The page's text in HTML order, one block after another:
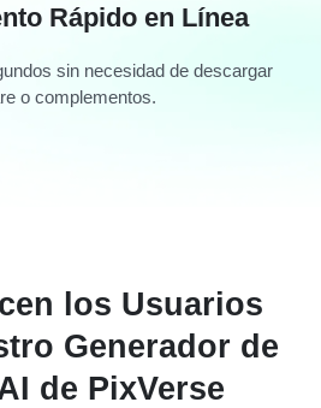
Rápido en Línea
sin necesidad de descargar
o complementos.
los Usuarios
Generador de
de PixVerse